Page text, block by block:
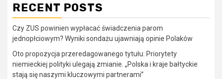
RECENT POSTS
Czy ZUS powinien wypłacać świadczenia parom
jednopłciowym? Wyniki sondażu ujawniają opinie Polaków
Oto propozycja przeredagowanego tytułu: Priorytety
niemieckiej polityki ulegają zmianie. „Polska i kraje bałtyckie
stają się naszymi kluczowymi partnerami”